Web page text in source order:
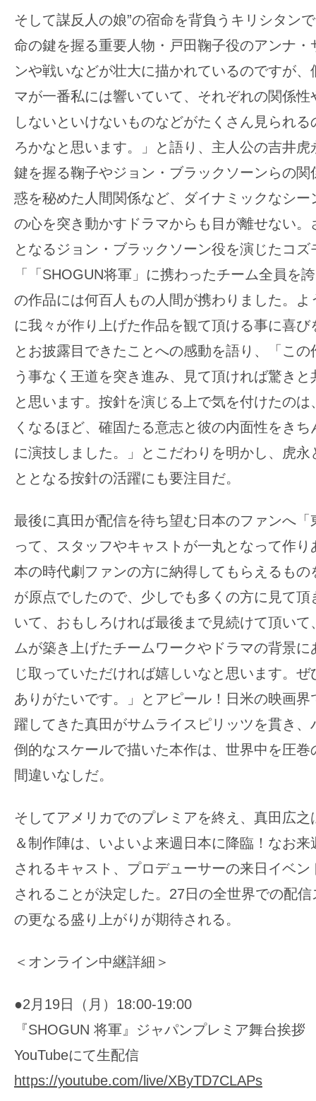
そして謀反人の娘”の宿命を背負うキリシタン
命の鍵を握る重要人物・戸田鞠子役のアンナ・
ンや戦いなどが壮大に描かれているのですが
マが一番私には響いていて、それぞれの関係
しないといけないものなどがたくさん見られ
ろかなと思います。」と語り、主人公の吉井
鍵を握る鞠子やジョン・ブラックソーンらの関
惑を秘めた人間関係など、ダイナミックなシー
の心を突き動かすドラマからも目が離せない。
となるジョン・ブラックソーン役を演じたコ
「「SHOGUN将軍」に携わったチーム全員を
の作品には何百人もの人間が携わりました。よ
に我々が作り上げた作品を観て頂ける事に喜
とお披露目できたことへの感動を語り、「こ
う事なく王道を突き進み、見て頂ければ驚き
と思います。按針を演じる上で気を付けたの
くなるほど、確固たる意志と彼の内面性をき
に演技しました。」とこだわりを明かし、虎
ととなる按針の活躍にも要注目だ。
最後に真田が配信を待ち望む日本のファンへ「
って、スタッフやキャストが一丸となって作
本の時代劇ファンの方に納得してもらえるもの
が原点でしたので、少しでも多くの方に見て
いて、おもしろければ最後まで見続けて頂い
ムが築き上げたチームワークやドラマの背景
じ取っていただければ嬉しいなと思います。
ありがたいです。」とアピール！日米の映画
躍してきた真田がサムライスピリッツを貫き
倒的なスケールで描いた本作は、世界中を圧巻
間違いなしだ。
そしてアメリカでのプレミアを終え、真田広
＆制作陣は、いよいよ来週日本に降臨！なお
されるキャスト、プロデューサーの来日イベ
されることが決定した。27日の全世界での配
の更なる盛り上がりが期待される。
＜オンライン中継詳細＞
●2月19日（月）18:00-19:00
『SHOGUN 将軍』ジャパンプレミア舞台挨拶
YouTubeにて生配信
https://youtube.com/live/XByTD7CLAPs